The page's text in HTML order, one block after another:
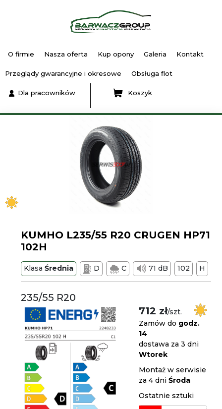
O firmie Nasza oferta Kup opony Galeria Kontakt
Przeglądy gwarancyjne i okresowe Obsługa flot
Dla pracowników Koszyk
KUMHO L235/55 R20 CRUGEN HP71
102H
KlasaŚrednia D C 71 dB 102 H
235/55 R20
712 zł/szt.
Zamów do godz.
14
dostawa za 3 dni
Wtorek
Montaż w serwisie
za 4 dniŚroda
Ostatnie sztuki